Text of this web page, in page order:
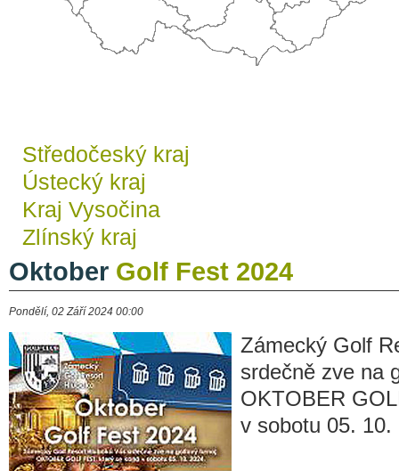
Středočeský kraj
Ústecký kraj
Kraj Vysočina
Zlínský kraj
Oktober Golf Fest 2024
Pondělí, 02 Září 2024 00:00
Zámecký Golf
srdečně zve na
OKTOBER
v sobotu 05. 10.